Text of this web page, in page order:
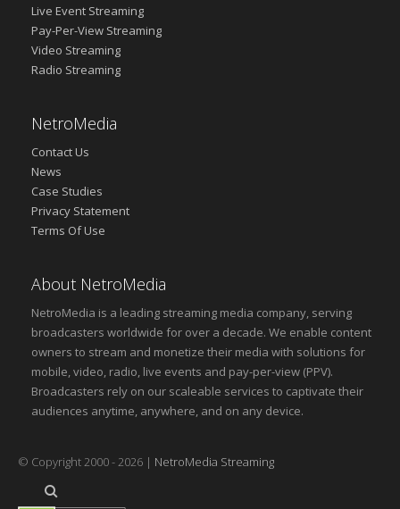
Live Event Streaming
Pay-Per-View Streaming
Video Streaming
Radio Streaming
NetroMedia
Contact Us
News
Case Studies
Privacy Statement
Terms Of Use
About NetroMedia
NetroMedia is a leading streaming media company, serving
broadcasters worldwide for over a decade. We enable content
owners to stream and monetize their media with solutions for
mobile, video, radio, live events and pay-per-view (PPV).
Broadcasters rely on our scaleable services to captivate their
audiences anytime, anywhere, and on any device.
© Copyright 2000 - 2026 | NetroMedia Streaming